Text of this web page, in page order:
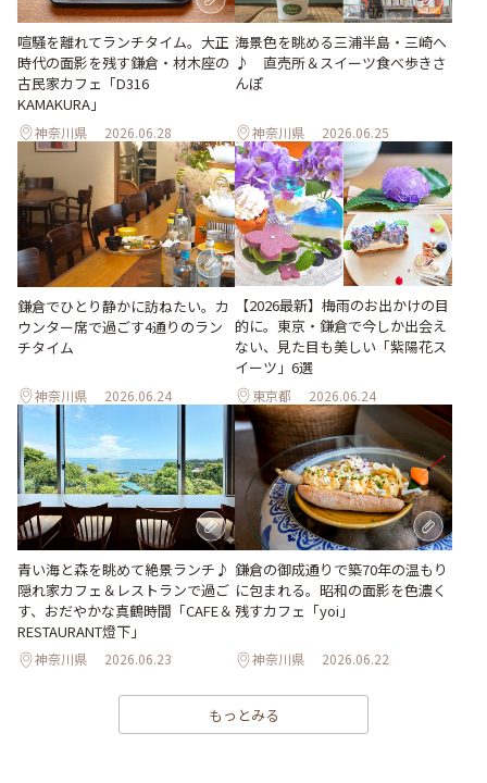
喧騒を離れてランチタイム。大正
時代の面影を残す鎌倉・材木座の
古民家カフェ「D316
KAMAKURA」
神奈川県 2026.06.28
海景色を眺める三浦半島・三崎へ
♪ 直売所＆スイーツ食べ歩きさ
んぽ
神奈川県 2026.06.25
鎌倉でひとり静かに訪ねたい。カ
ウンター席で過ごす4通りのラン
チタイム
神奈川県 2026.06.24
【2026最新】梅雨のお出かけの目
的に。東京・鎌倉で今しか出会え
ない、見た目も美しい「紫陽花ス
イーツ」6選
東京都 2026.06.24
青い海と森を眺めて絶景ランチ♪
隠れ家カフェ＆レストランで過ご
す、おだやかな真鶴時間「CAFE＆
RESTAURANT燈下」
神奈川県 2026.06.23
鎌倉の御成通りで築70年の温もり
に包まれる。昭和の面影を色濃く
残すカフェ「yoi」
神奈川県 2026.06.22
もっとみる